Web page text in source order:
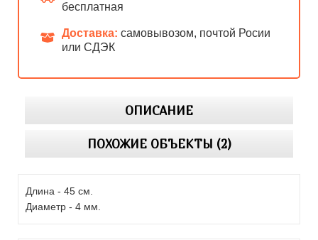
бесплатная
Доставка: самовывозом, почтой Росии
или СДЭК
ОПИСАНИЕ
ПОХОЖИЕ ОБЪЕКТЫ (2)
Длина - 45 см.
Диаметр - 4 мм.